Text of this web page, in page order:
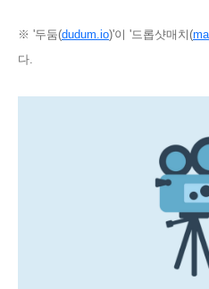
※ '두둠(dudum.io)'이 '드롭샷매치(
다.